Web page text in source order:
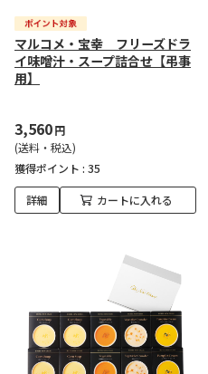
マルコメ・宝幸 フリーズドラ
イ味噌汁・スープ詰合せ【弔事
用】
3,560円
(送料・税込)
獲得ポイント : 35
詳細 カートに入れる